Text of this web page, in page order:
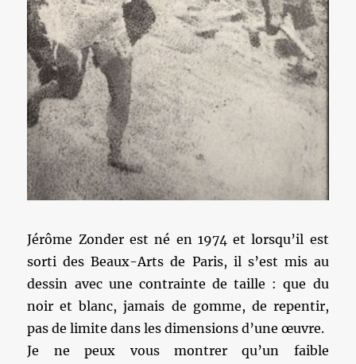
Jérôme Zonder est né en 1974 et lorsqu’il est
sorti des Beaux-Arts de Paris, il s’est mis au
dessin avec une contrainte de taille : que du
noir et blanc, jamais de gomme, de repentir,
pas de limite dans les dimensions d’une œuvre.
Je ne peux vous montrer qu’un faible